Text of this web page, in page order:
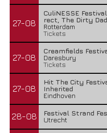
27-08
CuliNESSE
rect, The Dirty
Rotterdam
Tickets
27-08
Creamfields
Daresbury
Tickets
27-08
Hit The City
Inherited
Eindhoven
28-08
Festival Strand
Utrecht